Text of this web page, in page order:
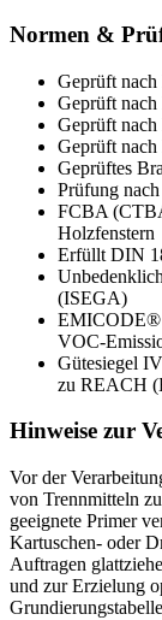
Normen &
Geprüft
Geprüft
Geprüft
Geprüft
Geprüftes
Prüfung
FCBA
Holzfenstern
Erfüllt DIN
(ISEGA)
EMICODE®
VOC-
Gütesiegel
zu REACH
Hinweise zur
Vor der
von Trennmitteln
geeignete Primer
Kartuschen- oder
Auftragen
und zur Erzielung